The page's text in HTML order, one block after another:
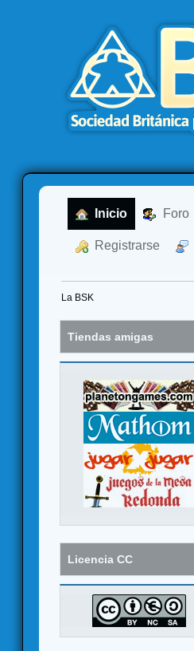
Inicio Foro
Registrarse
La BSK
Tiendas amigas
Licencia CC